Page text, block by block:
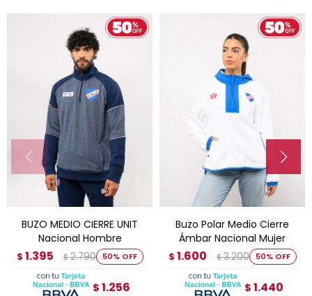
BUZO MEDIO CIERRE UNIT
Nacional Hombre
$ 1.395 $ 2.790 50
$ 1.256
Buzo Polar Medio Cierre
Ámbar Nacional Mujer
$ 1.600 $ 3.200 50
$ 1.440